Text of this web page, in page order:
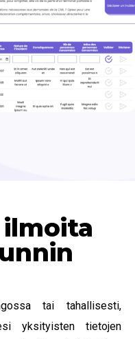
tai tahallisesti,
yksityisten tietojen